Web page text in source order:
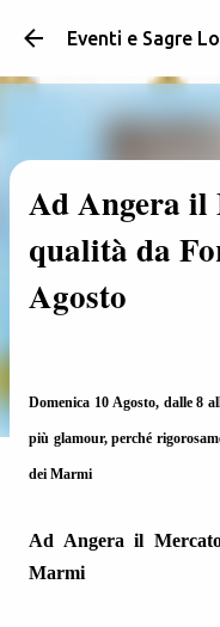
Passa
Ad Angera
qualità da
Agosto
Domenica 10 Agosto, dalle 8
più glamour, perché
dei Marmi
Ad Angera il
Marmi